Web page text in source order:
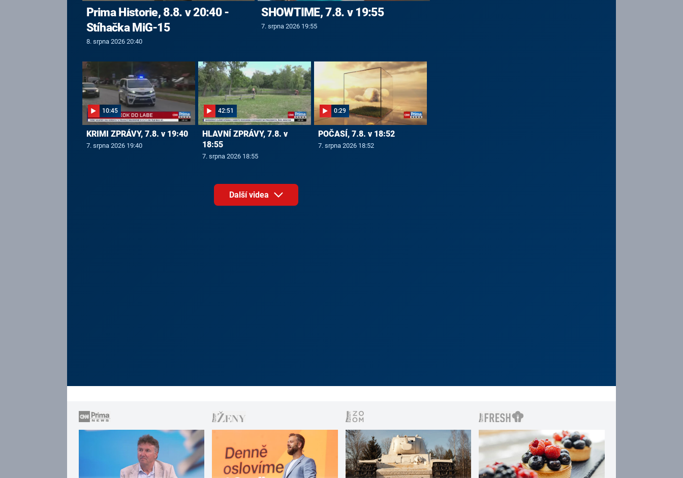
Prima Historie, 8.8. v 20:40 -
Stíhačka MiG-15
8. srpna 2026 20:40
SHOWTIME, 7.8. v 19:55
7. srpna 2026 19:55
10:45
KRIMI ZPRÁVY, 7.8. v 19:40
7. srpna 2026 19:40
42:51
HLAVNÍ ZPRÁVY, 7.8. v
18:55
7. srpna 2026 18:55
0:29
POČASÍ, 7.8. v 18:52
7. srpna 2026 18:52
Další videa